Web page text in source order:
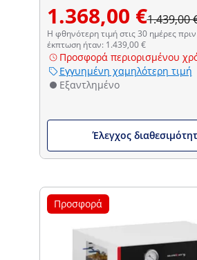
1.368,00 €1.439,00
Η φθηνότερη τιμή στις 30 ημέρες
έκπτωση ήταν: 1.439,00 €
Προσφορά περιορισμένου
Εγγυημένη χαμηλότερη τιμή
Εξαντλημένο
Έλεγχος
Προσφορά